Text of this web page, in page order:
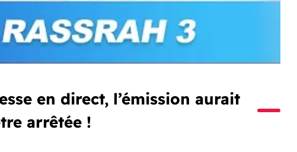
en direct, l’émission aurait
arrêtée !